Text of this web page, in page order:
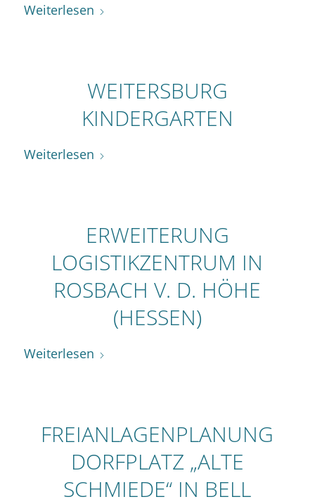
Weiterlesen
WEITERSBURG
KINDERGARTEN
Weiterlesen
ERWEITERUNG
LOGISTIKZENTRUM IN
ROSBACH V. D. HÖHE
(HESSEN)
Weiterlesen
FREIANLAGENPLANUNG
DORFPLATZ „ALTE
SCHMIEDE“ IN BELL